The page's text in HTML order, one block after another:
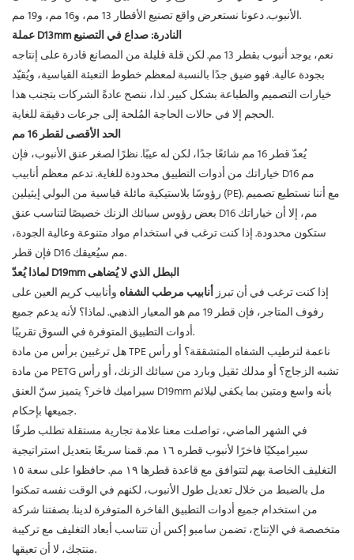
الأنبوب. دعونا نستعرض واقع تصنيع الأقطار 13 مم، و16 مم، و19 مم.
عملة D13mm النادرة: صداع في التصنيع
نعم، يوجد أنبوب بقطر 13 مم. لكن قلة قليلة من المصانع قادرة على إنتاجه
بجودة عالية. فهو ضيق جدًا بالنسبة لمعظم خطوط التعبئة القياسية، ويُقيّد
خيارات التصميم والطباعة بشكل كبير. لذا، ننصح عادةً الشركات بتجنب هذا
الحجم إلا في حالات الحاجة المُلحة إلى جرعات دقيقة للغاية.
الحد الأقصى لقطر 16 مم
يُعدّ قطر 16 مم شائعًا جدًا، لكن له عيبًا. نظرًا لصغر عنق الأنبوب، فإن
خياراتك من أدوات التطبيق محدودة للغاية. تدعم معظم أنابيب D16 مم
رؤوسًا بلاستيكية مائلة قياسية من البولي إيثيلين (PE). مع أننا نستطيع تصميم
بعض رؤوس سبائك الزنك خصيصًا لتناسب عنق D16 مم، إلا أن خياراتك
ستكون محدودة. إذا كنت ترغب في استخدام مواد متنوعة وعالية الجودة،
فإن قطر D16 مم سيُعيقك.
لماذا يُعدّ D19mm البطل الذي لا يُضاهى
إذا كنت ترغب في أن تبرزأنابيب مرطب الشفاه وأنابيب كريم العين على
رفوف المتاجر، فإن قطر 19 مم هو المعيار الذهبي. لماذا؟ لأنه يدعم جميع
أدوات التطبيق المتوفرة في السوق تقريبًا.
هل ترغبين برأس من مادة TPE ناعمة لترطيب الشفاه المتشققة؟ أو رأس
من مادة PETG تشبه الزجاج؟ أو مدلك ثقيل وبارد من سبائك الزنك، أو رأس
سيراميك فاخر؟ يتميز سنّ العنق D19mm بأنه واسع ومتين بما يكفي ليلائم
جميعها بإحكام.
في الشهر الماضي، تواصلت معنا علامة تجارية مستقلة تطلب طرفًا
سيراميكيًا فاخرًا لأنبوب قطره ١٦ مم. قمنا سريعًا بتعديل استراتيجية
التغليف الخاصة بهم لتتوافق مع قاعدة قطرها ١٩ مم. حافظوا على سعة ١٥
مل بالضبط من خلال تعديل طول الأنبوب، لكنهم في الوقت نفسه تمكنوا
من استخدام جميع أدوات التطبيق الفاخرة المتوفرة لدينا. بصفتنا شركة
متخصصة في الإنتاج، تضمن سامبو إكس أن تتناسب أبعاد التغليف مع تركيبة
منتجك، لا أن تعيقها.